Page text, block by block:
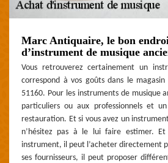
Marc Antiquaire, le bon
d’instrument de musique
Vous retrouverez certainement un
correspond à vos goûts dans le
51160. Pour les instruments de musique
particuliers ou aux professionnels et
restauration. Et si vous avez un
n’hésitez pas à le lui faire estimer. Et
instrument, il peut l’acheter directement
ses fournisseurs, il peut proposer